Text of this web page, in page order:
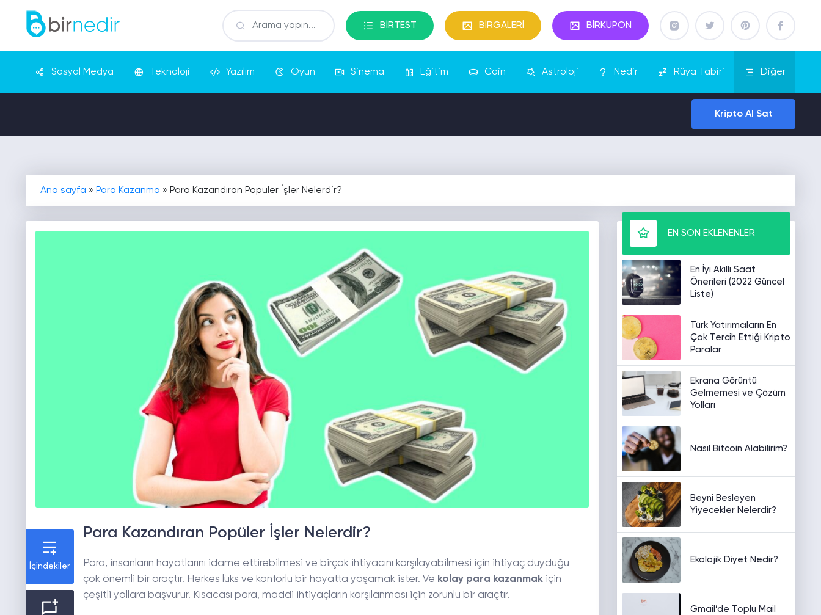
BİRTEST BİRGALERİ BİRKUPON
Sosyal Medya Teknoloji Yazılım Oyun Sinema Eğitim Coin Astroloji Nedir Rüya Tabiri Diğer
Kripto Al Sat
Ana sayfa » Para Kazanma » Para Kazandıran Popüler İşler Nelerdir?
İçindekiler
Para Kazandıran Popüler İşler Nelerdir?
Para, insanların hayatlarını idame ettirebilmesi ve birçok ihtiyacını karşılayabilmesi için ihtiyaç duyduğu
çok önemli bir araçtır. Herkes lüks ve konforlu bir hayatta yaşamak ister. Ve kolay para kazanmak için
çeşitli yollara başvurur. Kısacası para, maddi ihtiyaçların karşılanması için zorunlu bir araçtır.
EN SON EKLENENLER
En İyi Akıllı Saat
Önerileri (2022 Güncel
Liste)
Türk Yatırımcıların En
Çok Tercih Ettiği Kripto
Paralar
Ekrana Görüntü
Gelmemesi ve Çözüm
Yolları
Nasıl Bitcoin Alabilirim?
Beyni Besleyen
Yiyecekler Nelerdir?
Ekolojik Diyet Nedir?
Gmail’de Toplu Mail